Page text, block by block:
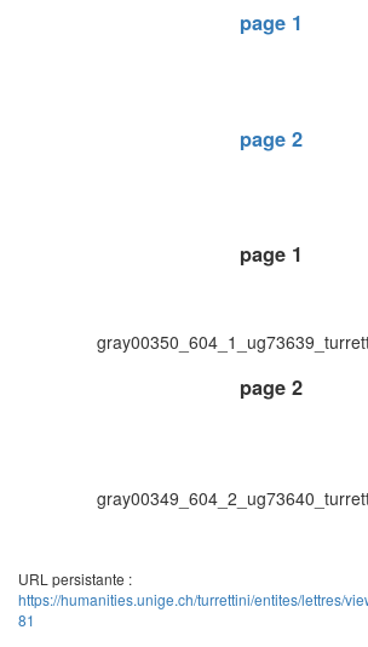
page 1
page 2
page 1
page 2
URL persistante :
https://humanities.unige.ch/turrettini/entites/lettres/
81